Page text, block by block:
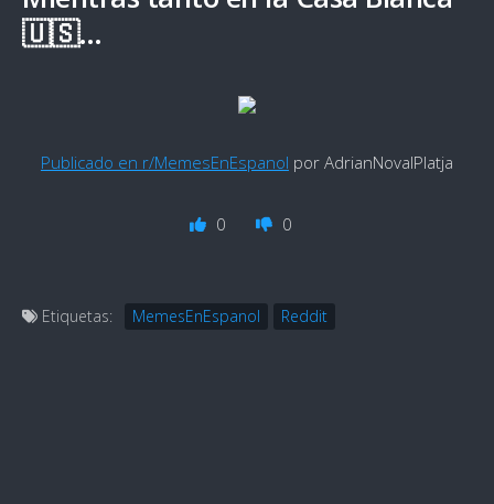
🇺🇸…
Publicado en r/MemesEnEspanol por AdrianNovalPlatja
0 0
Etiquetas: MemesEnEspanol Reddit